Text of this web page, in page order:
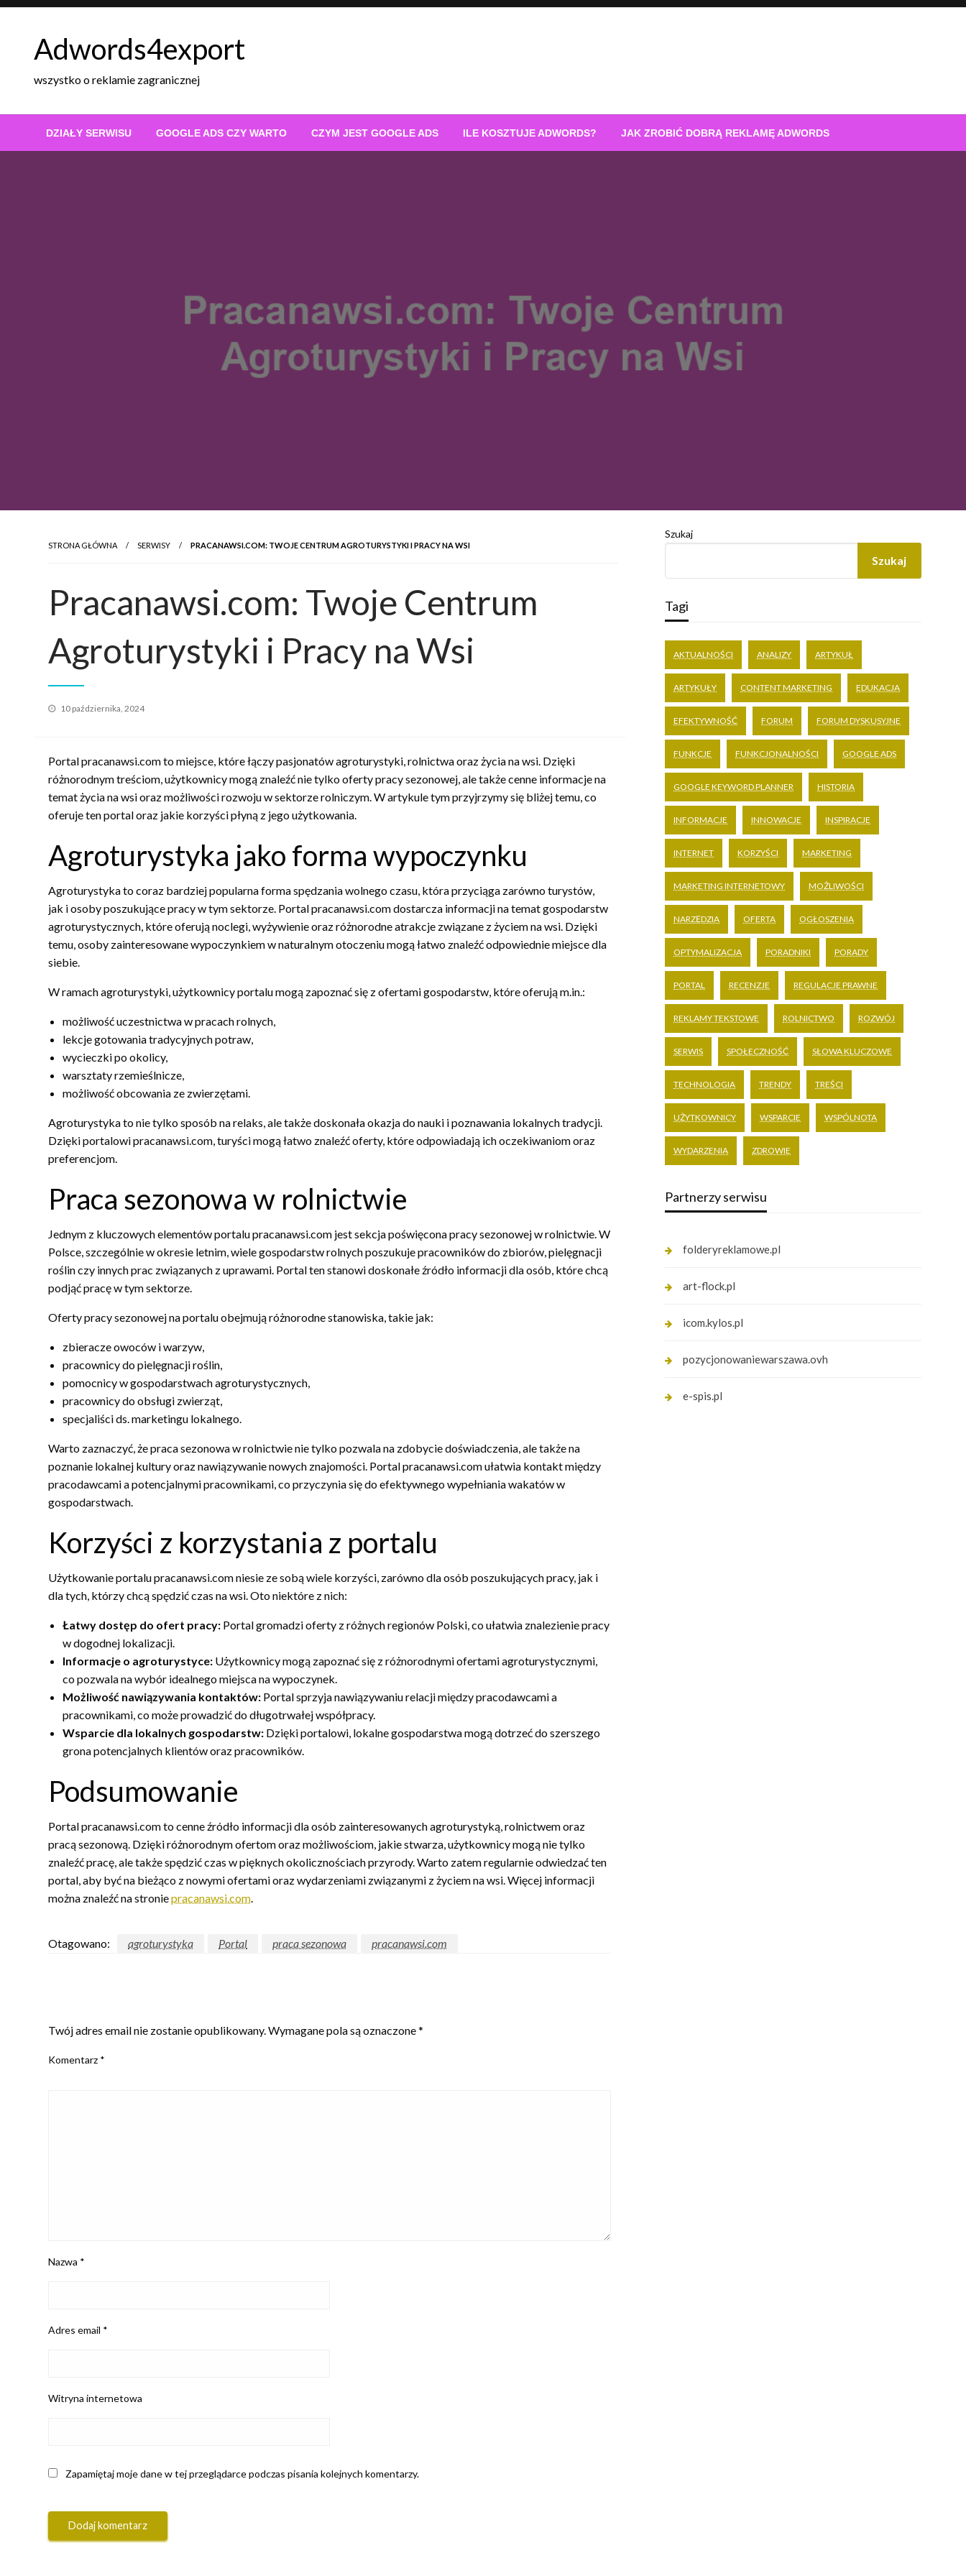
Skip
Adwords4export
wszystko o reklamie zagranicznej
DZIAŁY SERWISU GOOGLE ADS CZY WARTO CZYM JEST GOOGLE ADS ILE KOSZTUJE ADWORDS? JAK ZROBIĆ DOBRĄ REKLAMĘ ADWORDS
STRONA GŁÓWNA SERWISY PRACANAWSI.COM: TWOJE CENTRUM AGROTURYSTYKI I PRACY NA WSI
Pracanawsi.com: Twoje Centrum
Agroturystyki i Pracy na Wsi
Opublikowane
10 października, 2024
Portal pracanawsi.com to miejsce, które łączy pasjonatów agroturystyki, rolnictwa oraz życia na wsi. Dzięki
różnorodnym treściom, użytkownicy mogą znaleźć nie tylko oferty pracy sezonowej, ale także cenne informacje na
temat życia na wsi oraz możliwości rozwoju w sektorze rolniczym. W artykule tym przyjrzymy się bliżej temu, co
oferuje ten portal oraz jakie korzyści płyną z jego użytkowania.
Agroturystyka jako forma wypoczynku
Agroturystyka to coraz bardziej popularna forma spędzania wolnego czasu, która przyciąga zarówno turystów,
jak i osoby poszukujące pracy w tym sektorze. Portal pracanawsi.com dostarcza informacji na temat gospodarstw
agroturystycznych, które oferują noclegi, wyżywienie oraz różnorodne atrakcje związane z życiem na wsi. Dzięki
temu, osoby zainteresowane wypoczynkiem w naturalnym otoczeniu mogą łatwo znaleźć odpowiednie miejsce dla
siebie.
W ramach agroturystyki, użytkownicy portalu mogą zapoznać się z ofertami gospodarstw, które oferują m.in.:
możliwość uczestnictwa w pracach rolnych,
lekcje gotowania tradycyjnych potraw,
wycieczki po okolicy,
warsztaty rzemieślnicze,
możliwość obcowania ze zwierzętami.
Agroturystyka to nie tylko sposób na relaks, ale także doskonała okazja do nauki i poznawania lokalnych tradycji.
Dzięki portalowi pracanawsi.com, turyści mogą łatwo znaleźć oferty, które odpowiadają ich oczekiwaniom oraz
preferencjom.
Praca sezonowa w rolnictwie
Jednym z kluczowych elementów portalu pracanawsi.com jest sekcja poświęcona pracy sezonowej w rolnictwie. W
Polsce, szczególnie w okresie letnim, wiele gospodarstw rolnych poszukuje pracowników do zbiorów, pielęgnacji
roślin czy innych prac związanych z uprawami. Portal ten stanowi doskonałe źródło informacji dla osób, które chcą
podjąć pracę w tym sektorze.
Oferty pracy sezonowej na portalu obejmują różnorodne stanowiska, takie jak:
zbieracze owoców i warzyw,
pracownicy do pielęgnacji roślin,
pomocnicy w gospodarstwach agroturystycznych,
pracownicy do obsługi zwierząt,
specjaliści ds. marketingu lokalnego.
Warto zaznaczyć, że praca sezonowa w rolnictwie nie tylko pozwala na zdobycie doświadczenia, ale także na
poznanie lokalnej kultury oraz nawiązywanie nowych znajomości. Portal pracanawsi.com ułatwia kontakt między
pracodawcami a potencjalnymi pracownikami, co przyczynia się do efektywnego wypełniania wakatów w
gospodarstwach.
Korzyści z korzystania z portalu
Użytkowanie portalu pracanawsi.com niesie ze sobą wiele korzyści, zarówno dla osób poszukujących pracy, jak i
dla tych, którzy chcą spędzić czas na wsi. Oto niektóre z nich:
Łatwy dostęp do ofert pracy: Portal gromadzi oferty z różnych regionów Polski, co ułatwia znalezienie pracy
w dogodnej lokalizacji.
Informacje o agroturystyce: Użytkownicy mogą zapoznać się z różnorodnymi ofertami agroturystycznymi,
co pozwala na wybór idealnego miejsca na wypoczynek.
Możliwość nawiązywania kontaktów: Portal sprzyja nawiązywaniu relacji między pracodawcami a
pracownikami, co może prowadzić do długotrwałej współpracy.
Wsparcie dla lokalnych gospodarstw: Dzięki portalowi, lokalne gospodarstwa mogą dotrzeć do szerszego
grona potencjalnych klientów oraz pracowników.
Podsumowanie
Portal pracanawsi.com to cenne źródło informacji dla osób zainteresowanych agroturystyką, rolnictwem oraz
pracą sezonową. Dzięki różnorodnym ofertom oraz możliwościom, jakie stwarza, użytkownicy mogą nie tylko
znaleźć pracę, ale także spędzić czas w pięknych okolicznościach przyrody. Warto zatem regularnie odwiedzać ten
portal, aby być na bieżąco z nowymi ofertami oraz wydarzeniami związanymi z życiem na wsi. Więcej informacji
można znaleźć na stroniepracanawsi.com.
Otagowano: agroturystyka Portal praca sezonowa pracanawsi.com
Twój adres email nie zostanie opublikowany.Wymagane pola są oznaczone*
Komentarz *
Nazwa *
Adres email *
Witryna internetowa
Zapamiętaj moje dane w tej przeglądarce podczas pisania kolejnych komentarzy.
Szukaj
Szukaj
Tagi
AKTUALNOŚCI ANALIZY ARTYKUŁ
ARTYKUŁY CONTENT MARKETING EDUKACJA
EFEKTYWNOŚĆ FORUM FORUM DYSKUSYJNE
FUNKCJE FUNKCJONALNOŚCI GOOGLE ADS
GOOGLE KEYWORD PLANNER HISTORIA
INFORMACJE INNOWACJE INSPIRACJE
INTERNET KORZYŚCI MARKETING
MARKETING INTERNETOWY MOŻLIWOŚCI
NARZĘDZIA OFERTA OGŁOSZENIA
OPTYMALIZACJA PORADNIKI PORADY
PORTAL RECENZJE REGULACJE PRAWNE
REKLAMY TEKSTOWE ROLNICTWO ROZWÓJ
SERWIS SPOŁECZNOŚĆ SŁOWA KLUCZOWE
TECHNOLOGIA TRENDY TREŚCI
UŻYTKOWNICY WSPARCIE WSPÓLNOTA
WYDARZENIA ZDROWIE
Partnerzy serwisu
folderyreklamowe.pl
art-flock.pl
icom.kylos.pl
pozycjonowaniewarszawa.ovh
e-spis.pl